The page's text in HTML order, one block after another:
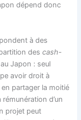
dépend donc
à des
descash-
Japon : seul
avoir droit à
partager la moitié
rémunération d’un
projet peut